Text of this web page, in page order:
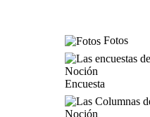
Fotos
Encuesta